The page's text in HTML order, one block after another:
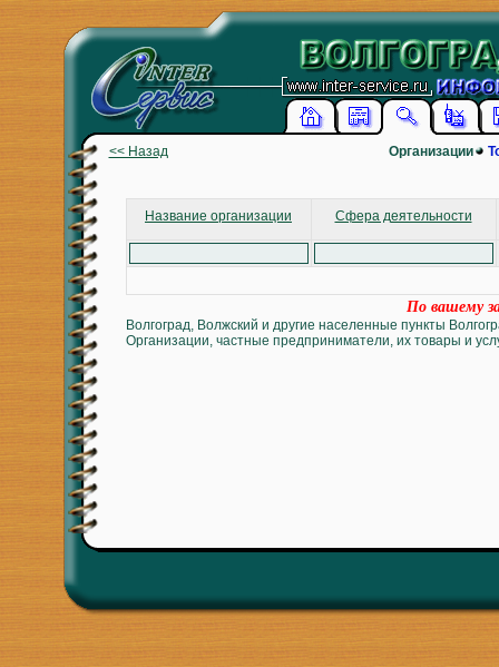
<< Назад Организации
Название организации Сфера деятельности
По вашему
Волгоград, Волжский и другие населенные пункты
Организации, частные предприниматели, их товары и